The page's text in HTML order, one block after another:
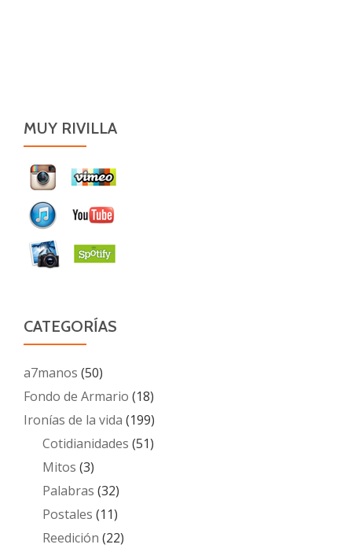
MUY RIVILLA
CATEGORÍAS
a7manos (50)
Fondo de Armario (18)
Ironías de la vida (199)
Cotidianidades (51)
Mitos (3)
Palabras (32)
Postales (11)
Reedición (22)